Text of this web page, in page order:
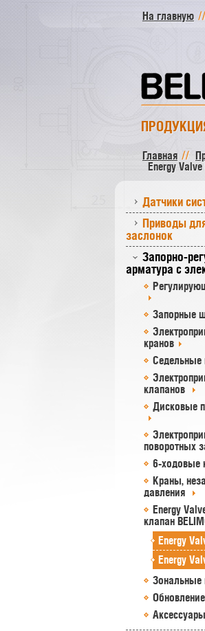
На главную
Главная
Energy Valve
Датчики
Приводы
заслонок
Запорно-
арматура с
Запорные
кранов
Седельные
клапанов
Дисковые
поворотных
6-ходовые
Краны,
давления
Energy
клапан
Energy
Energy
Зональные
Аксессуары